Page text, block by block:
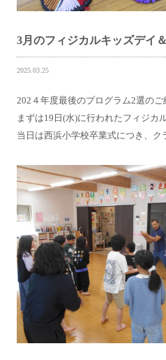
3月のフィジカルキッズデイ
2025.03.25
202４年度最後のプログラム2選のご
まずは19日(水)に行われたフィジカ
当日は西浜小学校卒業式につき、ク